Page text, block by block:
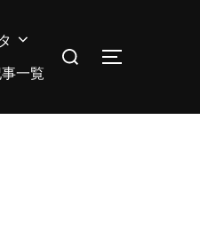
一覧
検
サイドバー